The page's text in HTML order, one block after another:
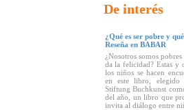
De interés
¿Qué es ser pobre y
Reseña en BABAR
¿Nosotros somos
da la felicidad? Estas y
los niños se hacen
en este libro, elegido
Stiftung Buchkunst
del año, un libro que
invita al diálogo entre